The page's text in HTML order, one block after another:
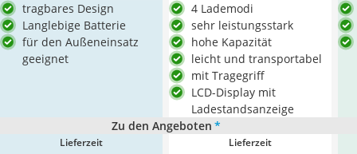
tragbares Design
Langlebige Batterie
für den Außeneinsatz
geeignet
4 Lademodi
sehr leistungsstark
hohe Kapazität
leicht und transportabel
mit Tragegriff
LCD-Display mit
Ladestandsanzeige
Zu den Angeboten *
Lieferzeit Lieferzeit